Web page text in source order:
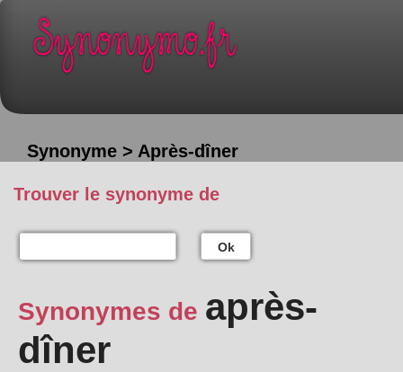
Synonyme > Après-dîner
Trouver le synonyme de
Ok
Synonymes de après-
dîner